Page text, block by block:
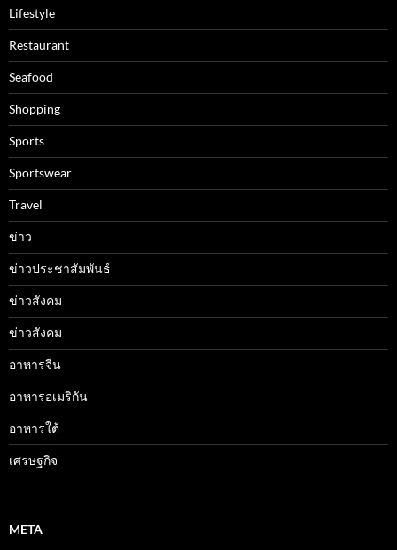
Lifestyle
Restaurant
Seafood
Shopping
Sports
Sportswear
Travel
ข่าว
ข่าวประชาสัมพันธ์
ข่าวสังคม
ข่าวสังคม
อาหารจีน
อาหารอเมริกัน
อาหารใต้
เศรษฐกิจ
META